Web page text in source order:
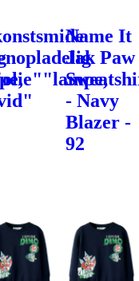
Name It
Jak Paw
- Navy
Blazer -
92